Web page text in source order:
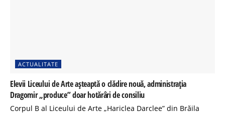
ACTUALITATE
Elevii Liceului de Arte așteaptă o clădire nouă, administrația
Dragomir „produce” doar hotărâri de consiliu
Corpul B al Liceului de Arte „Hariclea Darclee” din Brăila